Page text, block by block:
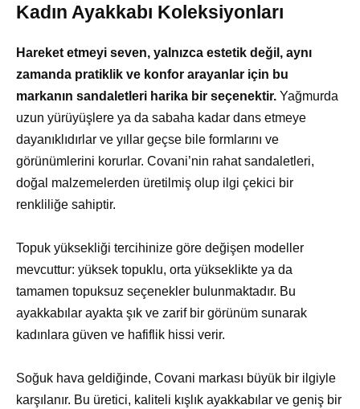
Kadın Ayakkabı Koleksiyonları
Hareket etmeyi seven, yalnızca estetik değil, aynı
zamanda pratiklik ve konfor arayanlar için bu
markanın sandaletleri harika bir seçenektir. Yağmurda
uzun yürüyüşlere ya da sabaha kadar dans etmeye
dayanıklıdırlar ve yıllar geçse bile formlarını ve
görünümlerini korurlar. Covani’nin rahat sandaletleri,
doğal malzemelerden üretilmiş olup ilgi çekici bir
renkliliğe sahiptir.
Topuk yüksekliği tercihinize göre değişen modeller
mevcuttur: yüksek topuklu, orta yükseklikte ya da
tamamen topuksuz seçenekler bulunmaktadır. Bu
ayakkabılar ayakta şık ve zarif bir görünüm sunarak
kadınlara güven ve hafiflik hissi verir.
Soğuk hava geldiğinde, Covani markası büyük bir ilgiyle
karşılanır. Bu üretici, kaliteli kışlık ayakkabılar ve geniş bir